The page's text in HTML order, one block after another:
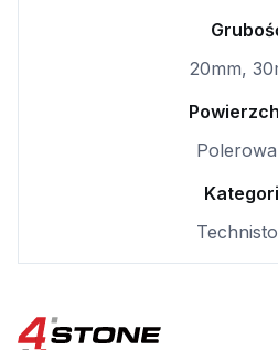
20mm,